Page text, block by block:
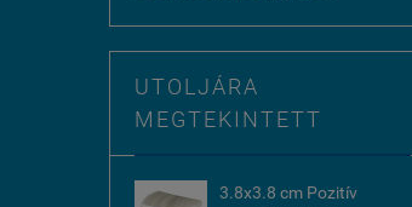
UTOLJÁRA
MEGTEKINTETT
3.8x3.8 cm Pozitív